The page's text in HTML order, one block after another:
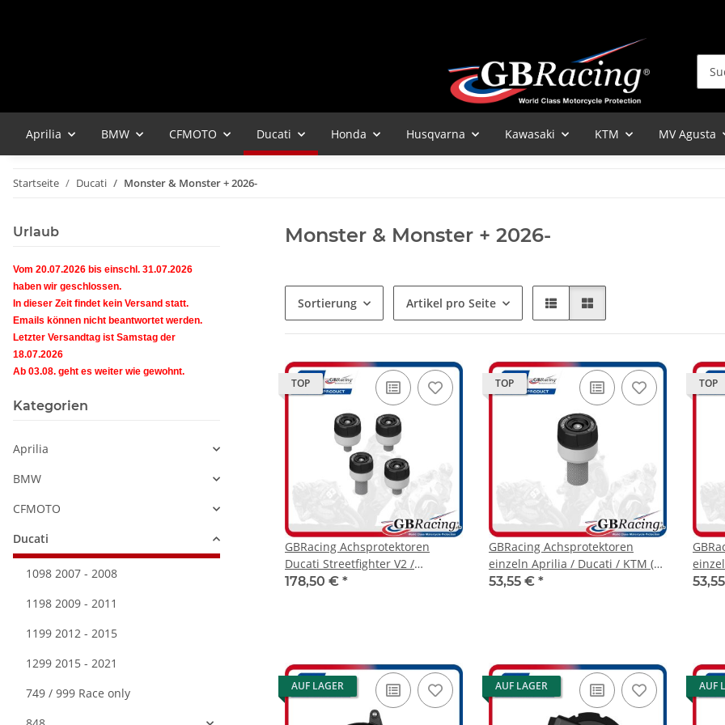
Aprilia BMW CFMOTO Ducati Honda Husqvarna Kawasaki KTM MV Agusta
Startseite Ducati Monster & Monster + 2026-
Monster & Monster + 2026-
Sortierung Artikel pro Seite
TOP
GBRacing Achsprotektoren
Ducati Streetfighter V2 /
Panigale V2 / Multistrada V2
178,50 € *
TOP
GBRacing Achsprotektoren
einzeln Aprilia / Ducati / KTM (
bitte Modellzuordnung
53,55 € *
TOP
AUF LAGER AUF LAGER AUF
Urlaub
Vom 20.07.2026 bis einschl. 31.07.2026
haben wir geschlossen.
In dieser Zeit findet kein Versand statt.
Emails können nicht beantwortet werden.
Letzter Versandtag ist Samstag der
18.07.2026
Ab 03.08. geht es weiter wie gewohnt.
Kategorien
Aprilia
BMW
CFMOTO
Ducati
1098 2007 - 2008
1198 2009 - 2011
1199 2012 - 2015
1299 2015 - 2021
749 / 999 Race only